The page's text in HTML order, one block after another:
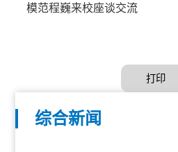
模范程巍来校座谈交流
打印
综合新闻